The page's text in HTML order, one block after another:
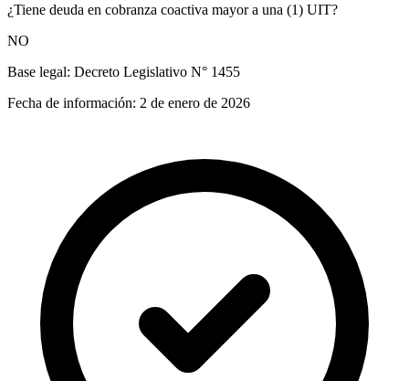
¿Tiene deuda en cobranza coactiva mayor a una (1) UIT?
NO
Base legal: Decreto Legislativo N° 1455
Fecha de información: 2 de enero de 2026